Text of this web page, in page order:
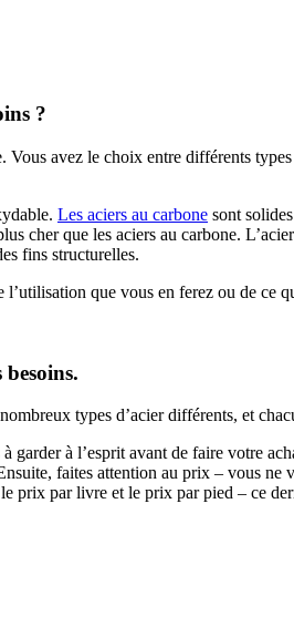
?
avez le choix entre différents
Les aciers au carbone sont
cher que les aciers au carbone.
fins structurelles.
l’utilisation que vous en ferez ou de ce
types d’acier différents, et
garder à l’esprit avant de faire votre
faites attention au prix – vous
prix par livre et le prix par pied – ce